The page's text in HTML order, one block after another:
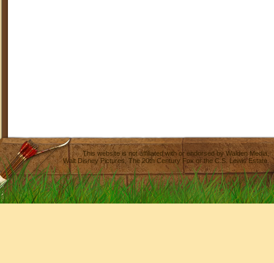
This website is not affiliated with or endorsed byWalden Media
Walt Disney Pictures,The 20th Century Fox or the C.S. Lewis Estate.